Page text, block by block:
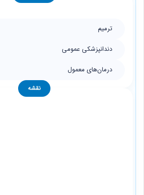
ترمیم
دندانپزشکی عمومی
درمان‌های معمول
نقشه